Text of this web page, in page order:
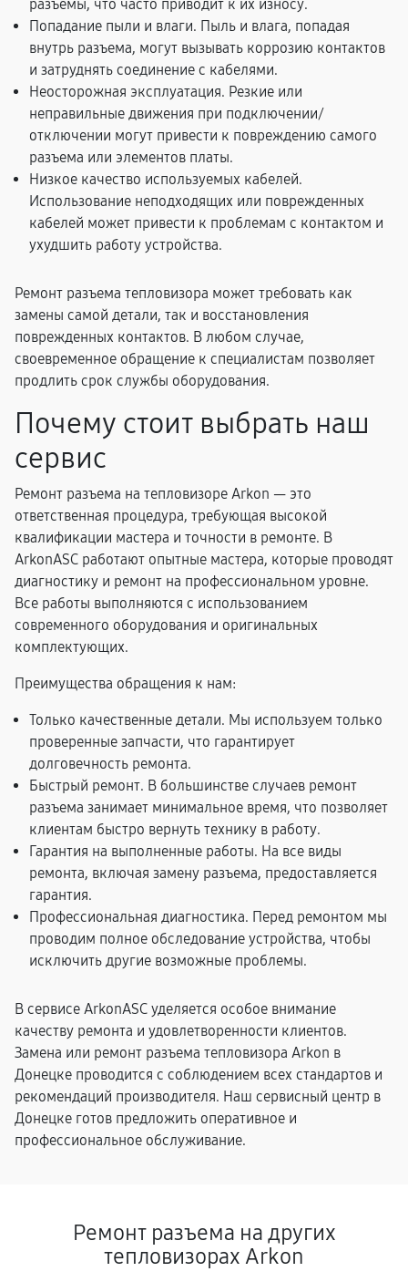
разъемы, что часто приводит к их износу.
Попадание пыли и влаги. Пыль и влага, попадая
внутрь разъема, могут вызывать коррозию контактов
и затруднять соединение с кабелями.
Неосторожная эксплуатация. Резкие или
неправильные движения при подключении/
отключении могут привести к повреждению самого
разъема или элементов платы.
Низкое качество используемых кабелей.
Использование неподходящих или поврежденных
кабелей может привести к проблемам с контактом и
ухудшить работу устройства.
Ремонт разъема тепловизора может требовать как
замены самой детали, так и восстановления
поврежденных контактов. В любом случае,
своевременное обращение к специалистам позволяет
продлить срок службы оборудования.
Почему стоит выбрать наш
сервис
Ремонт разъема на тепловизоре Arkon — это
ответственная процедура, требующая высокой
квалификации мастера и точности в ремонте. В
ArkonASC работают опытные мастера, которые проводят
диагностику и ремонт на профессиональном уровне.
Все работы выполняются с использованием
современного оборудования и оригинальных
комплектующих.
Преимущества обращения к нам:
Только качественные детали. Мы используем только
проверенные запчасти, что гарантирует
долговечность ремонта.
Быстрый ремонт. В большинстве случаев ремонт
разъема занимает минимальное время, что позволяет
клиентам быстро вернуть технику в работу.
Гарантия на выполненные работы. На все виды
ремонта, включая замену разъема, предоставляется
гарантия.
Профессиональная диагностика. Перед ремонтом мы
проводим полное обследование устройства, чтобы
исключить другие возможные проблемы.
В сервисе ArkonASC уделяется особое внимание
качеству ремонта и удовлетворенности клиентов.
Замена или ремонт разъема тепловизора Arkon в
Донецке проводится с соблюдением всех стандартов и
рекомендаций производителя. Наш сервисный центр в
Донецке готов предложить оперативное и
профессиональное обслуживание.
Ремонт разъема на других
тепловизорах Arkon